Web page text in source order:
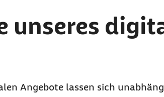
unseres
Angebote lassen sich